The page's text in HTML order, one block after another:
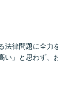
法律問題に全力
い」と思わず、